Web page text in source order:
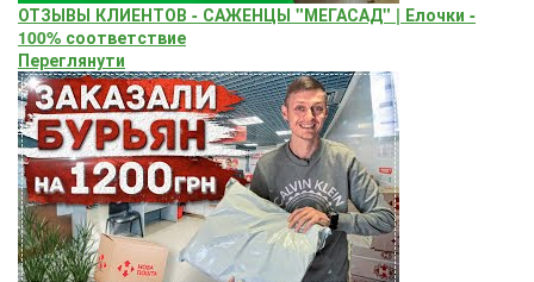
ОТЗЫВЫ КЛИЕНТОВ - САЖЕНЦЫ "МЕГАСАД" | Елочки -
100% соответствие
Переглянути